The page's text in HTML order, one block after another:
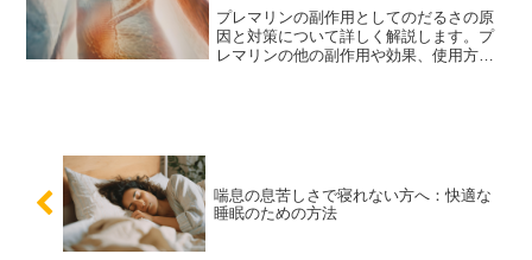
プレマリンの副作用としてのだるさの原
因と対策について詳しく解説します。プ
レマリンの他の副作用や効果、使用方法
喘息の息苦しさで寝れない方へ：快適な
睡眠のための方法